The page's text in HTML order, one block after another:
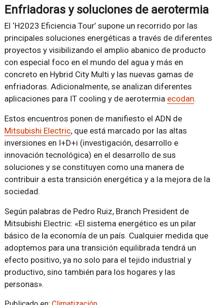
Enfriadoras y soluciones de aerotermia
El ‘H2023 Eficiencia Tour’ supone un recorrido por las
principales soluciones energéticas a través de diferentes
proyectos y visibilizando el amplio abanico de producto
con especial foco en el mundo del agua y más en
concreto en Hybrid City Multi y las nuevas gamas de
enfriadoras. Adicionalmente, se analizan diferentes
aplicaciones para IT cooling y de aerotermia ecodan.
Estos encuentros ponen de manifiesto el ADN de
Mitsubishi Electric, que está marcado por las altas
inversiones en I+D+i (investigación, desarrollo e
innovación tecnológica) en el desarrollo de sus
soluciones y se constituyen como una manera de
contribuir a esta transición energética y a la mejora de la
sociedad.
Según palabras de Pedro Ruiz, Branch President de
Mitsubishi Electric: «El sistema energético es un pilar
básico de la economía de un país. Cualquier medida que
adoptemos para una transición equilibrada tendrá un
efecto positivo, ya no solo para el tejido industrial y
productivo, sino también para los hogares y las
personas».